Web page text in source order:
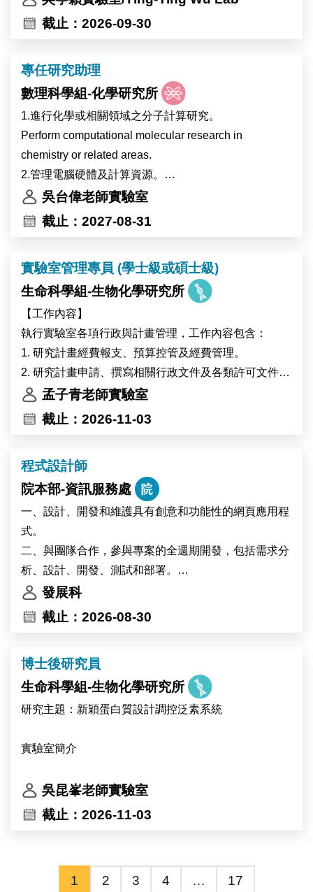
像、高效能運算及多體學分析等先進核心設施，提供完
錄取者將參與植物與環境交互作用相關研究，主要以地
錢（Marchantia）、阿拉伯芥（Arabidopsis）及可能包
含大豆等植物為研究材料，探討植物在熱逆境及全球暖
化相關環境變化下的生理與分子反應，以及高海拔作物
生理時鐘受環境變化影響的調控機制。主要工作內容包
括分子選殖、蛋白質表現分析及突變株篩選。
本研究計畫將與比利時 Ive De Smet 博士及 Devang
Mehta 博士的研究團隊合作進行。
The laboratory of Dr. Ting-Ying Wu at the Institute of
invites applications for a full-time Research Assistant
position.
The laboratory is located on the main campus of
Academia Sinica in Taipei, Taiwan. IPMB is home to
nearly 300 researchers and staff members from Taiwan
and more than 15 other countries. The institute
provides state-of-the-art core facilities in cell biology,
microscopy, high-performance computing, and multi-
omics analysis, offering an excellent environment for
The successful candidate will participate in research
on plant–environment interactions. Using plant
systems including Marchantia, Arabidopsis, and
potentially soybean, the project will investigate the
physiological and molecular responses of plants to
heat stress and environmental changes associated
with global warming. The research will also explore
how environmental changes affect circadian clock
regulation in high-altitude crops.
protein expression analysis, and mutant screening.
This research project will be conducted in
collaboration with the research groups of Dr. Ive De
截止：2026-09-30
專任研究助理
數理科學組-化學研究所
1.進行化學或相關領域之分子計算研究。
Perform computational molecular research in
chemistry or related areas.
2.管理電腦硬體及計算資源。
Management computer hardware and scientific
software.
and papers.
吳台偉老師實驗室
截止：2027-08-31
實驗室管理專員 (學士級或碩士級)
生命科學組-生物化學研究所
【工作內容】
執行實驗室各項行政與計畫管理，工作內容包含：
1. 研究計畫經費報支、預算控管及經費管理。
2. 研究計畫申請、撰寫相關行政文件及各類許可文件之
準備
3. 辦理主管交辦事項。
孟子青老師實驗室
截止：2026-11-03
程式設計師
院本部-資訊服務處
一、設計、開發和維護具有創意和功能性的網頁應用程
式。
二、與團隊合作，參與專案的全週期開發，包括需求分
析、設計、開發、測試和部署。
三、持續學習最新的前端和後端開發趨勢。
四、其他主管交辦事項，有機會跨領域學習，展現您的
發展科
截止：2026-08-30
博士後研究員
生命科學組-生物化學研究所
研究主題：新穎蛋白質設計調控泛素系統
實驗室簡介
中央研究院生物化學研究所 吳昆峯博士研究團隊
（https://kpwulab.com/）以「蛋白質化學」為核心，研
素酶（DUB）等泛素化修飾系統。泛素與泛素類似修飾
系統的酵素本身即為近年最受關注的藥物標的家族之
吳昆峯老師實驗室
截止：2026-11-03
1 2 3 4 … 17